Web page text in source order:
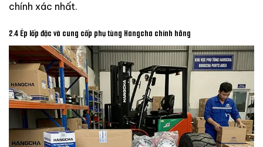
chính xác nhất.
2.4 Ép lốp đặc và cung cấp phụ tùng Hangcha chính hãng